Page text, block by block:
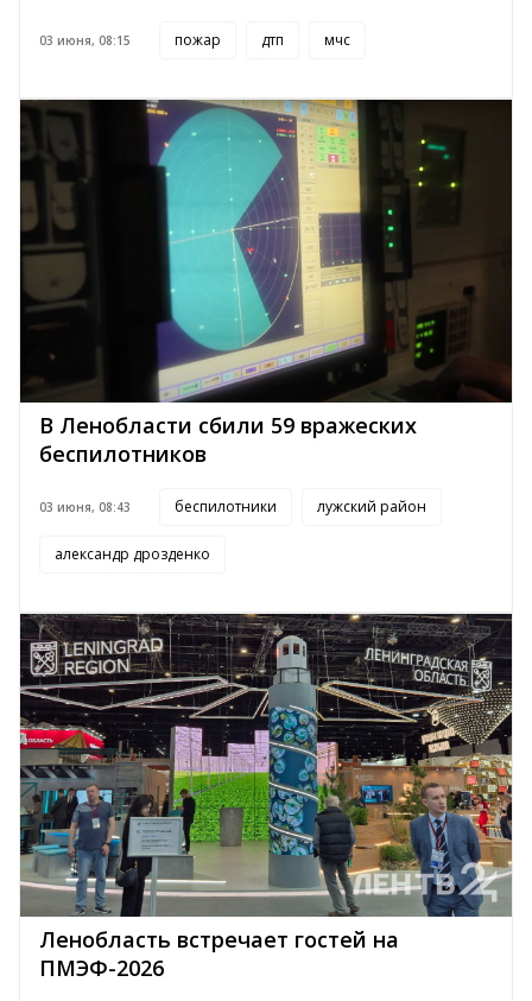
03 июня, 08:15 пожар дтп мчс
В Ленобласти сбили 59 вражеских
беспилотников
03 июня, 08:43 беспилотники лужский район
александр дрозденко
Ленобласть встречает гостей на
ПМЭФ-2026